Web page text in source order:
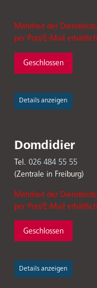
Mehrheit der
per Post/E-Mail
Geschlossen
Details anzeigen
Domdidier
Tel. 026 484 55 55
(Zentrale in Freiburg)
Mehrheit der
per Post/E-Mail
Geschlossen
Details anzeigen